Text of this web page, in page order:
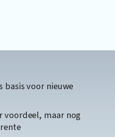
basis voor nieuwe
voordeel, maar nog